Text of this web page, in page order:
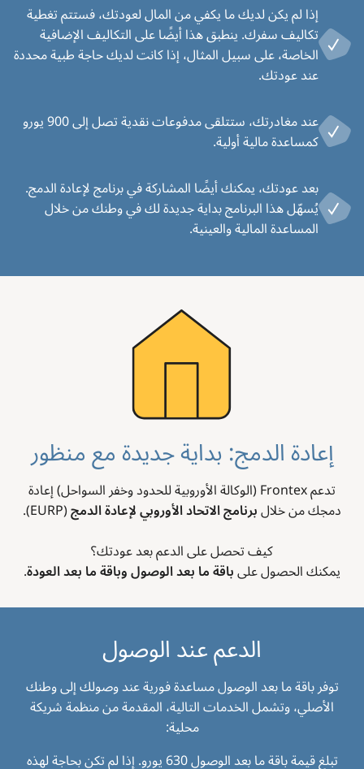
إذا لم يكن لديك ما يكفي من المال لعودتك، فستتم تغطية
تكاليف سفرك. ينطبق هذا أيضًا على التكاليف الإضافية
الخاصة، على سبيل المثال، إذا كانت لديك حاجة طبية محددة
عند عودتك.
عند مغادرتك، ستتلقى مدفوعات نقدية تصل إلى 900 يورو
كمساعدة مالية أولية.
بعد عودتك، يمكنك أيضًا المشاركة في برنامج لإعادة الدمج.
يُسهّل هذا البرنامج بداية جديدة لك في وطنك من خلال
المساعدة المالية والعينية.
إعادة الدمج: بداية جديدة مع منظور
تدعم Frontex (الوكالة الأوروبية للحدود وخفر السواحل) إعادة
دمجك من خلال برنامج الاتحاد الأوروبي لإعادة الدمج(EURP).
كيف تحصل على الدعم بعد عودتك؟
يمكنك الحصول على باقة ما بعد الوصول وباقة ما بعد العودة.
الدعم عند الوصول
توفر باقة ما بعد الوصول مساعدة فورية عند وصولك إلى وطنك
الأصلي، وتشمل الخدمات التالية، المقدمة من منظمة شريكة
محلية:
تبلغ قيمة باقة ما بعد الوصول 630 يورو. إذا لم تكن بحاجة لهذه